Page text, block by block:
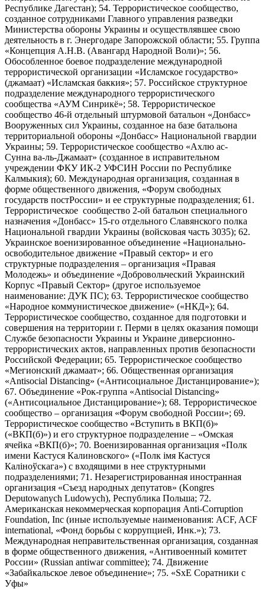
Республике Дагестан); 54. Террористическое сообщество,
созданное сотрудниками Главного управления разведки
Министерства обороны Украины и осуществлявшее свою
деятельность в г. Энергодаре Запорожской области; 55. Группа
«Концепция А.Н.В. (Авангард Народной Воли)»; 56.
Обособленное боевое подразделение международной
террористической организации «Исламское государство»
(джамаат) «Исламская баккия»; 57. Российское структурное
подразделение международного террористического
сообщества «АУМ Синрикё»; 58. Террористическое
сообщество 46-й отдельный штурмовой батальон «Донбасс»
Вооруженных сил Украины, созданное на базе батальона
территориальной обороны «Донбасс» Национальной гвардии
Украины; 59. Террористическое сообщество «Ахлю ас-
Сунна ва-ль-Джамаат» (созданное в исправительном
учреждении ФКУ ИК-2 УФСИН России по Республике
Калмыкия); 60. Международная организация, созданная в
форме общественного движения, «Форум свободных
государств постРоссии» и ее структурные подразделения; 61.
Террористическое сообщество 2-ой батальон специального
назначения «Донбасс» 15-го отдельного Славянского полка
Национальной гвардии Украины (войсковая часть 3035); 62.
Украинское военизированное объединение «Национально-
освободительное движение «Правый сектор» и его
структурные подразделения – организация «Правая
Молодежь» и объединение «Добровольческий Украинский
Корпус «Правый Сектор» (другое используемое
наименование: ДУК ПС); 63. Террористическое сообщество
«Народное коммунистическое движение» («НКД»); 64.
Террористическое сообщество, созданное для подготовки и
совершения на территории г. Перми в целях оказания помощи
Службе безопасности Украины и Украине диверсионно-
террористических актов, направленных против безопасности
Российской Федерации; 65. Террористическое сообщество
«Мегионский джамаат»; 66. Общественная организация
«Antisocial Distancing» («Антисоциальное Дистанцирование»);
67. Объединение «Рок-группа «Antisocial Distancing»
(«Антисоциальное Дистанцирование»); 68. Террористическое
сообщество – организация «Форум свободной России»; 69.
Террористическое сообщество «Вступить в ВКП(б)»
(«ВКП(б)») и его структурное подразделение – «Омская
ячейка «ВКП(б)»; 70. Военизированная организация «Полк
имени Кастуся Калиновского» («Полк iмя Кастуся
Калiноўскага») с входящими в нее структурными
подразделениями; 71. Незарегистрированная иностранная
организация «Съезд народных депутатов» (Kongres
Deputowanych Ludowych), Республика Польша; 72.
Американская некоммерческая корпорация Anti-Corruption
Foundation, Inc (иные используемые наименования: ACF, ACF
international, «Фонд борьбы с коррупцией, Инк.»); 73.
Международная неправительственная организация, созданная
в форме общественного движения, «Антивоенный комитет
России» (Russian antiwar committee); 74. Движение
«Забайкальское левое объединение»; 75. «SxE Соратники с
Уфы»